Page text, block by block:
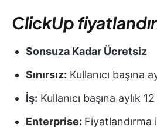
ClickUp
Sonsuza Kadar Ücretsiz
Sınırsız: Kullanıcı başına
İş: Kullanıcı başına aylık
Enterprise: